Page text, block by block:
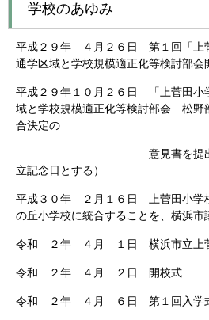
学校のあゆみ
平成２９年 ４月２６日 第１回「上
通学区域と学校規模適正化等検討部会
平成２９年１０月２６日 「上菅田小
域と学校規模適正化等検討部会 松野
合決定の
意見書を提出。（こ
立記念日とする）
平成３０年 ２月１６日 上菅田小学
の丘小学校に統合することを、横浜市
令和 ２年 ４月 １日 横浜市立上菅
令和 ２年 ４月 ２日 開校式
令和 ２年 ４月 ６日 第１回入学